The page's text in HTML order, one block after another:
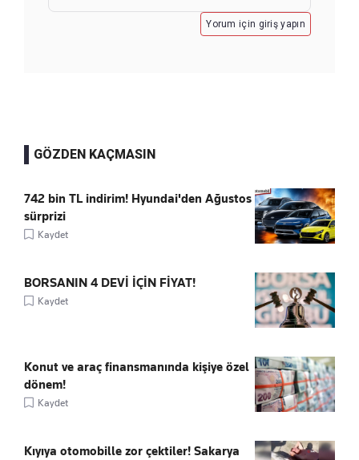
Yorum için giriş yapın
GÖZDEN KAÇMASIN
742 bin TL indirim! Hyundai'den Ağustos
sürprizi
Kaydet
BORSANIN 4 DEVİ İÇİN FİYAT!
Kaydet
Konut ve araç finansmanında kişiye özel
dönem!
Kaydet
Kıyıya otomobille zor çektiler! Sakarya